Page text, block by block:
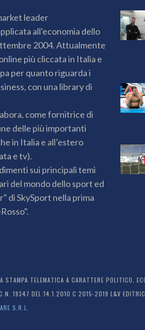
leader
all'economia dello
2004. Attualmente
più cliccata in Italia e
per quanto riguarda i
con una library di
come fornitrice di
delle più importanti
in Italia e all’estero
e tv).
sui principali temi
del mondo dello sport ed
di SkySport nella prima
STAMPA TELEMATICA A CARATTERE
19347 DEL 14.1.2010 C 2015-2019 L&V
S.R.L.